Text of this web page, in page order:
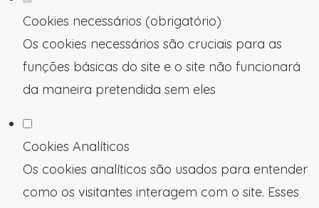
Cookies necessários (obrigatório)
Os cookies necessários são cruciais para as
funções básicas do site e o site não funcionará
da maneira pretendida sem eles
Cookies Analíticos
Os cookies analíticos são usados para entender
como os visitantes interagem com o site. Esses